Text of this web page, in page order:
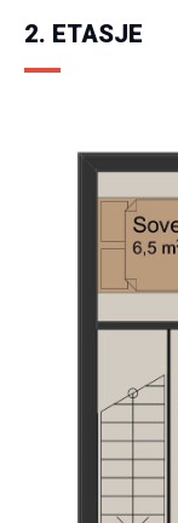
2. ETASJE